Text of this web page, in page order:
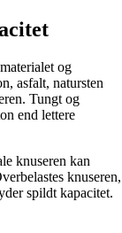
og
asfalt, natursten
Tungt og
end lettere
knuseren kan
knuseren,
spildt kapacitet.